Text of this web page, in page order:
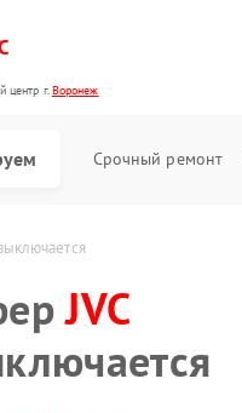
центр г.Воронеж
Срочный ремонт
JVC